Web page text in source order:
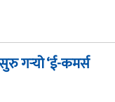
गर्‍यो ‘ई-कमर्स